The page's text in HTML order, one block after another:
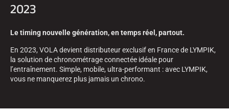
2023
Le timing nouvelle génération, en temps réel, partout.
En 2023, VOLA devient distributeur exclusif en France de LYMPIK,
la solution de chronométrage connectée idéale pour
l’entraînement. Simple, mobile, ultra-performant : avec LYMPIK,
vous ne manquerez plus jamais un chrono.